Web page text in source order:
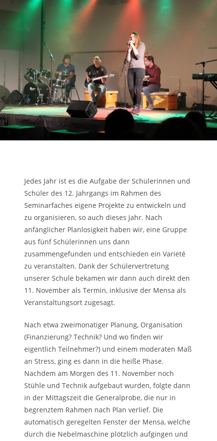
Jedes Jahr ist es die Aufgabe der Schülerinnen und
Schüler des 12. Jahrgangs im Rahmen des
Seminarfaches eigene Projekte zu entwickeln und
zu organisieren, so auch dieses Jahr. Nach
anfänglicher Planlosigkeit haben wir, eine Gruppe
aus fünf Schülerinnen uns dann
zusammengefunden und entschieden ein Varieté
zu veranstalten. Dank der Schülervertretung
unserer Schule bekamen wir dann auch direkt den
11. November als Termin, inklusive der Mensa als
Veranstaltungsort zugesagt.
Nach etwa zweimonatiger Planung, Organisation
(Finanzierung? Technik? Und wo finden wir
eigentlich Teilnehmer?) und einem moderaten Maß
an Stress, ging es dann in die heiße Phase.
Nachdem am Morgen des 11. November noch
Stühle und Technik aufgebaut wurden, folgte dann
in der Mittagszeit die Generalprobe, die nur in
begrenztem Rahmen nach Plan verlief. Die
automatisch geregelten Fenster der Mensa, welche
durch die Nebelmaschine plötzlich aufgingen und